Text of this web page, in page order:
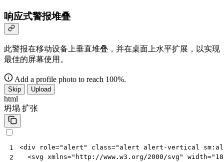
响应式警报堆叠
此警报在移动设备上垂直堆叠，并在桌面上水平扩展，以实现
最佳的屏幕使用。
Add a profile photo to reach 100%.
Skip Upload
html
坍塌 扩张
1
2
<div role="alert" class="alert alert-vertical
<svg xmlns="http://www.w3.org/2000/svg" width=